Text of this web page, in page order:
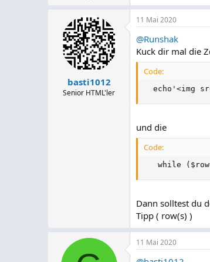
basti1012
Senior HTML'ler
11 Mai 2020
@Runshak
Kuck dir mal die
Code:
echo'<img
und die
Code:
while
Dann solltest du
Tipp ( row(s) )
11 Mai 2020